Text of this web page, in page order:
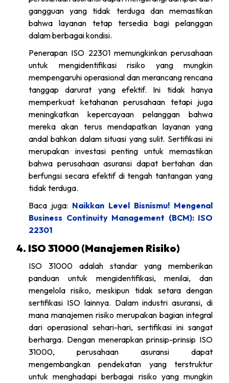
gangguan yang tidak terduga dan memastikan
bahwa layanan tetap tersedia bagi pelanggan
dalam berbagai kondisi.
Penerapan ISO 22301 memungkinkan perusahaan
untuk mengidentifikasi risiko yang mungkin
mempengaruhi operasional dan merancang rencana
tanggap darurat yang efektif. Ini tidak hanya
memperkuat ketahanan perusahaan tetapi juga
meningkatkan kepercayaan pelanggan bahwa
mereka akan terus mendapatkan layanan yang
andal bahkan dalam situasi yang sulit. Sertifikasi ini
merupakan investasi penting untuk memastikan
bahwa perusahaan asuransi dapat bertahan dan
berfungsi secara efektif di tengah tantangan yang
tidak terduga.
Baca juga: Naikkan Level Bisnismu! Mengenal
Business Continuity Management (BCM): ISO
22301
4. ISO 31000 (Manajemen Risiko)
ISO 31000 adalah standar yang memberikan
panduan untuk mengidentifikasi, menilai, dan
mengelola risiko, meskipun tidak setara dengan
sertifikasi ISO lainnya. Dalam industri asuransi, di
mana manajemen risiko merupakan bagian integral
dari operasional sehari-hari, sertifikasi ini sangat
berharga. Dengan menerapkan prinsip-prinsip ISO
31000, perusahaan asuransi dapat
mengembangkan pendekatan yang terstruktur
untuk menghadapi berbagai risiko yang mungkin